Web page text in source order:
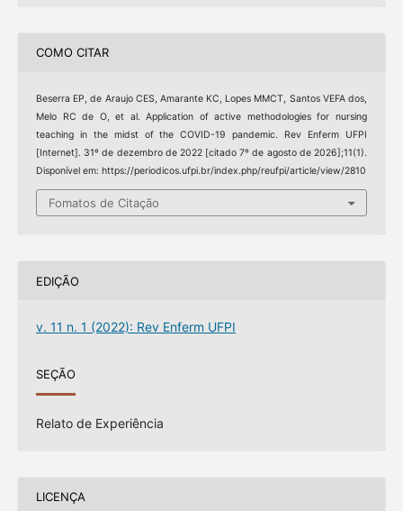
COMO CITAR
Beserra EP, de Araujo CES, Amarante KC, Lopes MMCT, Santos VEFA dos,
Melo RC de O, et al. Application of active methodologies for nursing
teaching in the midst of the COVID-19 pandemic. Rev Enferm UFPI
[Internet]. 31º de dezembro de 2022 [citado 7º de agosto de 2026];11(1).
Disponível em: https://periodicos.ufpi.br/index.php/reufpi/article/view/2810
Fomatos de Citação
EDIÇÃO
v. 11 n. 1 (2022): Rev Enferm UFPI
SEÇÃO
Relato de Experiência
LICENÇA